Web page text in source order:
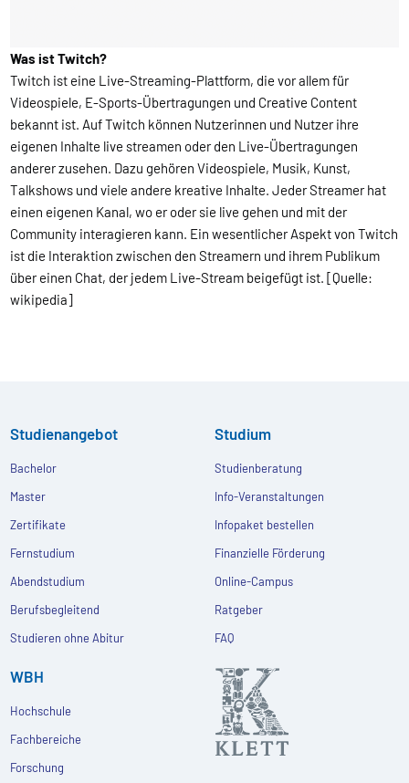
Was ist Twitch?
Twitch ist eine Live-Streaming-Plattform, die vor allem für
Videospiele, E-Sports-Übertragungen und Creative Content
bekannt ist. Auf Twitch können Nutzerinnen und Nutzer ihre
eigenen Inhalte live streamen oder den Live-Übertragungen
anderer zusehen. Dazu gehören Videospiele, Musik, Kunst,
Talkshows und viele andere kreative Inhalte. Jeder Streamer hat
einen eigenen Kanal, wo er oder sie live gehen und mit der
Community interagieren kann. Ein wesentlicher Aspekt von Twitch
ist die Interaktion zwischen den Streamern und ihrem Publikum
über einen Chat, der jedem Live-Stream beigefügt ist. [Quelle:
wikipedia]
Studienangebot
Bachelor
Master
Zertifikate
Fernstudium
Abendstudium
Berufsbegleitend
Studieren ohne Abitur
Studium
Studienberatung
Info-Veranstaltungen
Infopaket bestellen
Finanzielle Förderung
Online-Campus
Ratgeber
FAQ
WBH
Hochschule
Fachbereiche
Forschung